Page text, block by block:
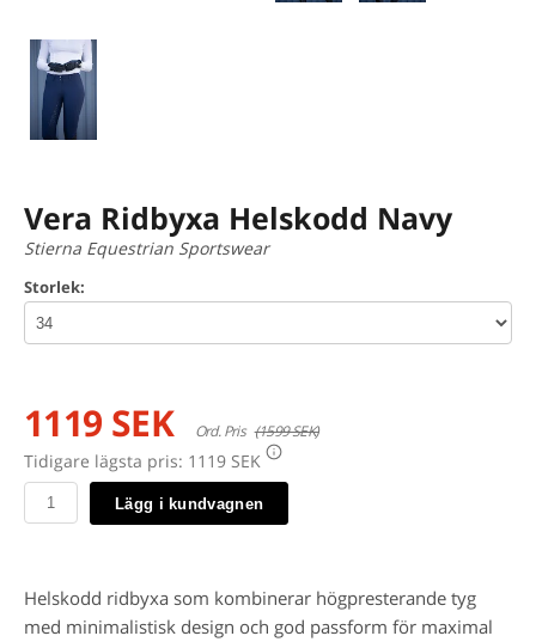
Vera Ridbyxa Helskodd Navy
Stierna Equestrian Sportswear
Storlek:
1119 SEK Ord. Pris (1599 SEK)
Tidigare lägsta pris: 1119 SEK
Lägg i kundvagnen
Helskodd ridbyxa som kombinerar högpresterande tyg
med minimalistisk design och god passform för maximal